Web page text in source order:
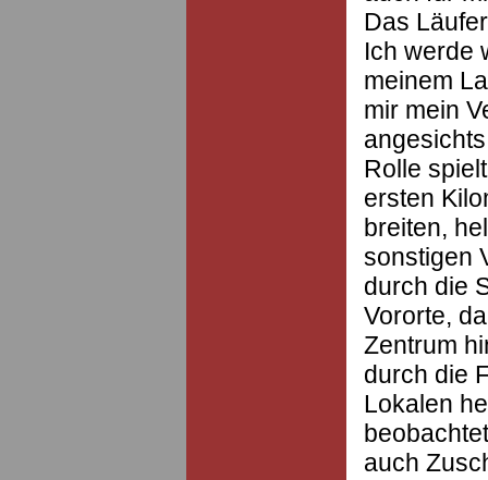
Das
Ich werde
meinem
mir mein
Rolle
ersten
breiten,
sonstigen
durch die
Vororte,
Zentrum
durch die
Lokalen
auch